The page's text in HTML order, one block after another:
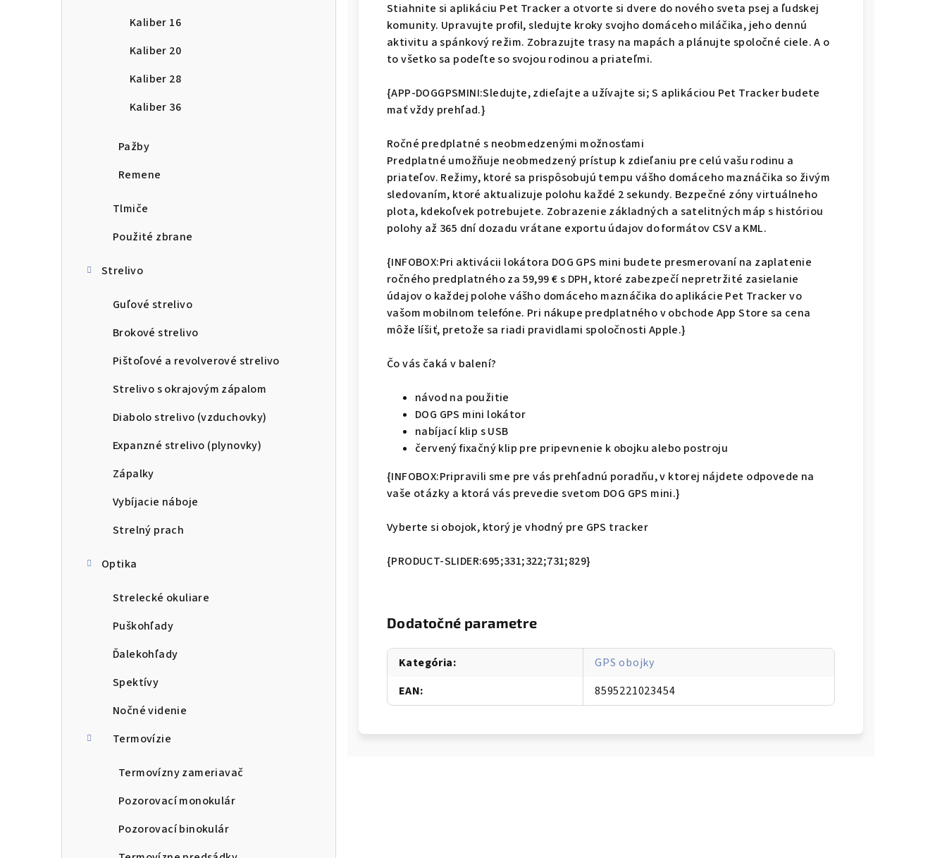
Kaliber 16
Kaliber 20
Kaliber 28
Kaliber 36
Pažby
Remene
Tlmiče
Použité zbrane
Strelivo
Guľové strelivo
Brokové strelivo
Pištoľové a revolverové strelivo
Strelivo s okrajovým zápalom
Diabolo strelivo (vzduchovky)
Expanzné strelivo (plynovky)
Zápalky
Vybíjacie náboje
Strelný prach
Optika
Strelecké okuliare
Puškohľady
Ďalekohľady
Spektívy
Nočné videnie
Termovízie
Termovízny zameriavač
Pozorovací monokulár
Pozorovací binokulár
Stiahnite si aplikáciu Pet Tracker a otvorte si dvere do nového sveta psej a ľudskej
komunity. Upravujte profil, sledujte kroky svojho domáceho miláčika, jeho dennú
aktivitu a spánkový režim. Zobrazujte trasy na mapách a plánujte spoločné ciele. A o
to všetko sa podeľte so svojou rodinou a priateľmi.
{APP-DOGGPSMINI:Sledujte, zdieľajte a užívajte si; S aplikáciou Pet Tracker budete
mať vždy prehľad.}
Ročné predplatné s neobmedzenými možnosťami
Predplatné umožňuje neobmedzený prístup k zdieľaniu pre celú vašu rodinu a
priateľov. Režimy, ktoré sa prispôsobujú tempu vášho domáceho maznáčika so živým
sledovaním, ktoré aktualizuje polohu každé 2 sekundy. Bezpečné zóny virtuálneho
plota, kdekoľvek potrebujete. Zobrazenie základných a satelitných máp s históriou
polohy až 365 dní dozadu vrátane exportu údajov do formátov CSV a KML.
{INFOBOX:Pri aktivácii lokátora DOG GPS mini budete presmerovaní na zaplatenie
ročného predplatného za 59,99 € s DPH, ktoré zabezpečí nepretržité zasielanie
údajov o každej polohe vášho domáceho maznáčika do aplikácie Pet Tracker vo
vašom mobilnom telefóne. Pri nákupe predplatného v obchode App Store sa cena
môže líšiť, pretože sa riadi pravidlami spoločnosti Apple.}
Čo vás čaká v balení?
návod na použitie
DOG GPS mini lokátor
nabíjací klip s USB
červený fixačný klip pre pripevnenie k obojku alebo postroju
{INFOBOX:Pripravili sme pre vás prehľadnú poradňu, v ktorej nájdete odpovede na
vaše otázky a ktorá vás prevedie svetom DOG GPS mini.}
Vyberte si obojok, ktorý je vhodný pre GPS tracker
{PRODUCT-SLIDER:695;331;322;731;829}
Dodatočné parametre
Kategória:
GPS obojky
EAN: 8595221023454